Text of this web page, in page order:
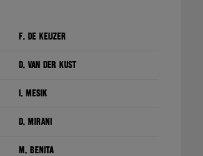
F. de Keijzer
D. van der Kust
I. Mesík
D. Mirani
M. Benita